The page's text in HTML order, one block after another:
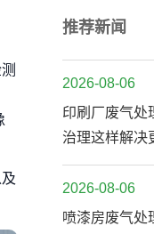
推荐新闻
2026-08-06
印刷厂废气处
治理这样解决
2026-08-06
喷漆房废气处